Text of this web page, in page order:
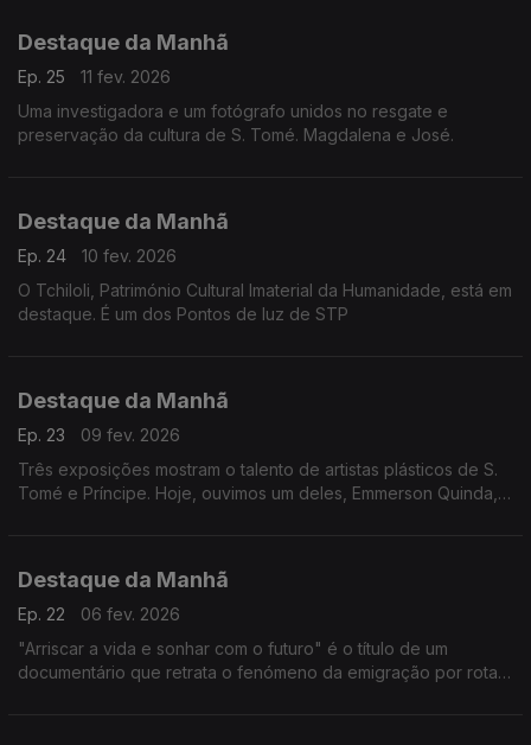
Destaque da Manhã
Ep. 25
11 fev. 2026
Uma investigadora e um fotógrafo unidos no resgate e
preservação da cultura de S. Tomé. Magdalena e José.
Destaque da Manhã
Ep. 24
10 fev. 2026
O Tchiloli, Património Cultural Imaterial da Humanidade, está em
destaque. É um dos Pontos de luz de STP
Destaque da Manhã
Ep. 23
09 fev. 2026
Três exposições mostram o talento de artistas plásticos de S.
Tomé e Príncipe. Hoje, ouvimos um deles, Emmerson Quinda, e
Destaque da Manhã
Ep. 22
06 fev. 2026
"Arriscar a vida e sonhar com o futuro" é o título de um
documentário que retrata o fenómeno da emigração por rotas